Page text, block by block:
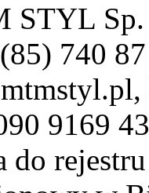
Sp.
740
9169
do